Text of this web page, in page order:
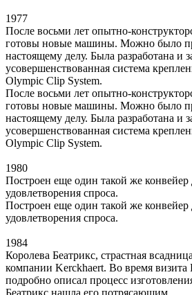
1977
После восьми лет опытно-
готовы новые машины. Можно было
настоящему делу. Была разработана и
усовершенствованная система
Olympic Clip System.
После восьми лет опытно-
готовы новые машины. Можно было
настоящему делу. Была разработана и
усовершенствованная система
Olympic Clip System.
1980
Построен еще один такой же конвейер
удовлетворения спроса.
Построен еще один такой же конвейер
удовлетворения спроса.
1984
Королева Беатрикс, страстная
компании Kerckhaert. Во время визита
подробно описал процесс
Беатрикс нашла его потрясающим.